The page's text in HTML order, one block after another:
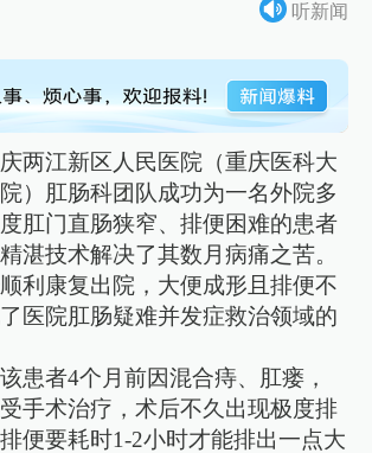
听新闻
两江新区人民医院（重庆医科大
）肛肠科团队成功为一名外院多
肛门直肠狭窄、排便困难的患者
湛技术解决了其数月病痛之苦。
利康复出院，大便成形且排便不
医院肛肠疑难并发症救治领域的
患者4个月前因混合痔、肛瘘，
手术治疗，术后不久出现极度排
便要耗时1-2小时才能排出一点大